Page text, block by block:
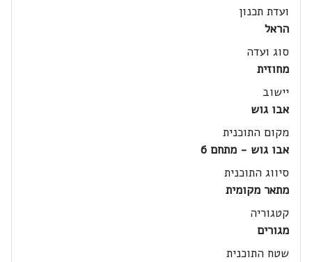
ועדת תכנון
הראל
סוג ועדה
מחוזית
יישוב
אבו גוש
מקום התוכנית
אבו גוש - מתחם 6
סיווג התוכנית
מתאר מקומית
קטגוריה
מגורים
שטח התוכנית